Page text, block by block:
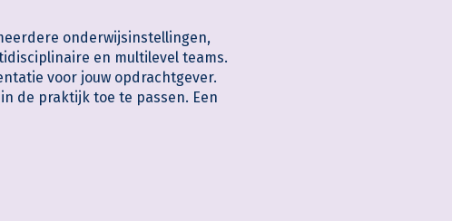
onderwijsinstellingen,
en multilevel teams.
voor jouw opdrachtgever.
de praktijk toe te passen. Een